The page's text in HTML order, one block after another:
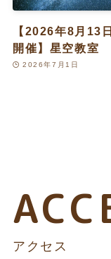
【2026年8月13
開催】星空教室
2026年7月1日
アクセス